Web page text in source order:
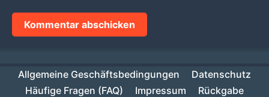
Allgemeine Geschäftsbedingungen
Datenschutz
Häufige Fragen (FAQ)
Impressum
Rückgabe